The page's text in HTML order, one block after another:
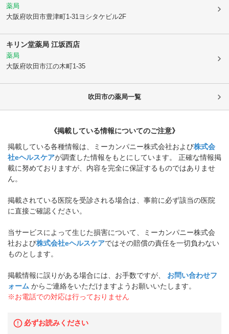
薬局
大阪府吹田市豊津町1-31ヨシタケビル2F
キリン堂薬局 江坂西店
薬局
大阪府吹田市江の木町1-35
吹田市の薬局一覧
《掲載している情報についてのご注意》
掲載している各種情報は、ミーカンパニー株式会社および株式会
社eヘルスケアが調査した情報をもとにしています。 正確な情報掲
載に努めておりますが、内容を完全に保証するものではありませ
ん。
掲載されている医院を受診される場合は、事前に必ず該当の医院
に直接ご確認ください。
当サービスによって生じた損害について、ミーカンパニー株式会
社および株式会社eヘルスケアではその賠償の責任を一切負わない
ものとします。
掲載情報に誤りがある場合には、お手数ですが、
お問い合わせフ
ォーム からご連絡をいただけますようお願いいたします。
※お電話での対応は行っておりません
必ずお読みください